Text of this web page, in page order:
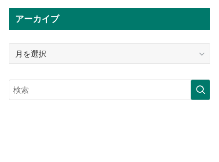
アーカイブ
イ
ブ